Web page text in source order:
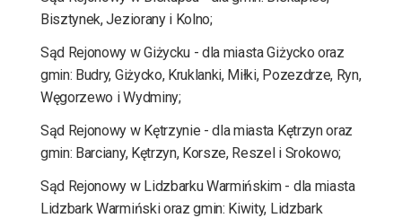
Bisztynek, Jeziorany i Kolno;
Sąd Rejonowy w Giżycku - dla miasta Giżycko oraz
gmin: Budry, Giżycko, Kruklanki, Miłki, Pozezdrze, Ryn,
Węgorzewo i Wydminy;
Sąd Rejonowy w Kętrzynie - dla miasta Kętrzyn oraz
gmin: Barciany, Kętrzyn, Korsze, Reszel i Srokowo;
Sąd Rejonowy w Lidzbarku Warmińskim - dla miasta
Lidzbark Warmiński oraz gmin: Kiwity, Lidzbark